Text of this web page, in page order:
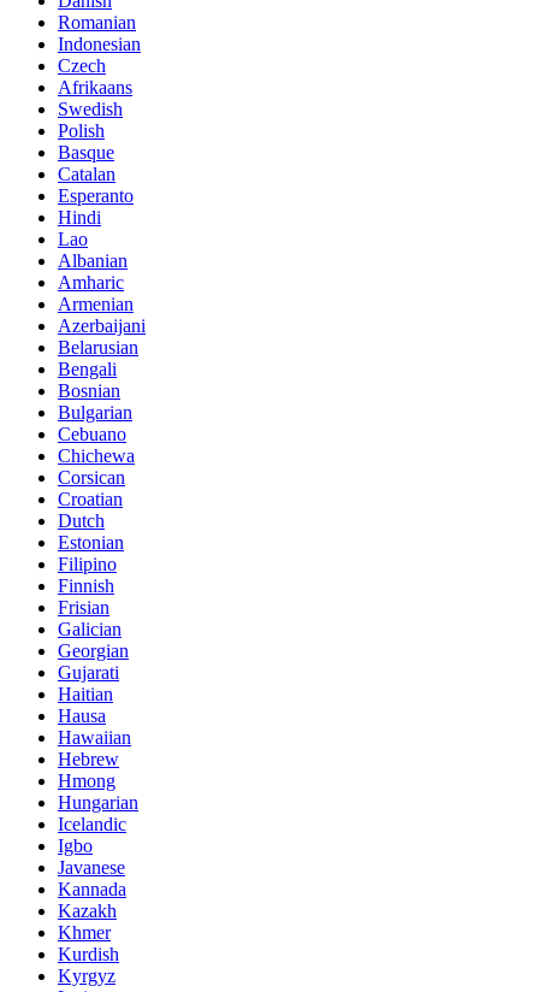
Romanian
Indonesian
Czech
Afrikaans
Swedish
Polish
Basque
Catalan
Esperanto
Hindi
Lao
Albanian
Amharic
Armenian
Azerbaijani
Belarusian
Bengali
Bosnian
Bulgarian
Cebuano
Chichewa
Corsican
Croatian
Dutch
Estonian
Filipino
Finnish
Frisian
Galician
Georgian
Gujarati
Haitian
Hausa
Hawaiian
Hebrew
Hmong
Hungarian
Icelandic
Igbo
Javanese
Kannada
Kazakh
Khmer
Kurdish
Kyrgyz